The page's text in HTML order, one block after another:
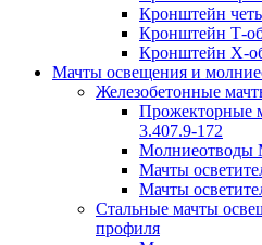
Кронштейн
Кронштейн Т-
Кронштейн Х-
Мачты освещения и
Железобетонные
Прожекторные
3.407.9-172
Молниеотводы
Мачты
Мачты
Стальные мачты
профиля